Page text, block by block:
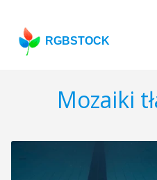
RGBSTOCK
Mozaiki